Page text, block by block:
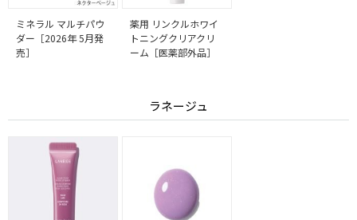
ミネラル マルチパウ
ダー［2026年 5月発
売］
薬用 リンクルホワイ
トニングクリアクリ
ーム［医薬部外品］
ラネージュ